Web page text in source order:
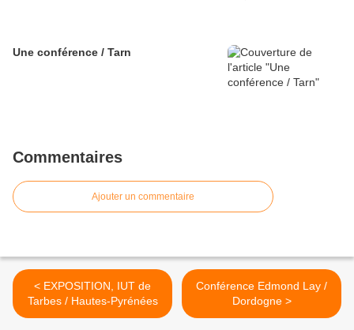
Une conférence / Tarn
Commentaires
Ajouter un commentaire
< EXPOSITION, IUT de
Tarbes / Hautes-Pyrénées
Conférence Edmond Lay /
Dordogne >